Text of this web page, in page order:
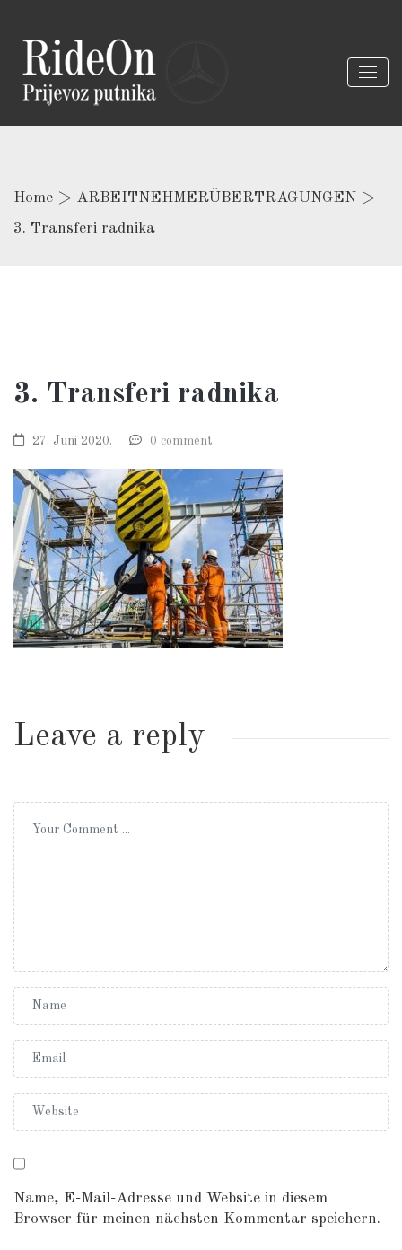
Home > ARBEITNEHMERÜBERTRAGUNGEN >
3. Transferi radnika
3. Transferi radnika
27. Juni 2020. 0 comment
Leave a reply
Name, E-Mail-Adresse und Website in diesem
Browser für meinen nächsten Kommentar speichern.